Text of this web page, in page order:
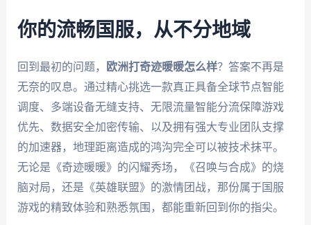
你的流畅国服，从不分地域
回到最初的问题， 欧洲打奇迹暖暖怎么样？答案不再是
无奈的叹息。通过精心挑选一款真正具备全球节点智能
调度、多端设备无缝支持、无限流量智能分流保障游戏
优先、数据安全加密传输、以及拥有强大专业团队支撑
的加速器，地理距离造成的鸿沟完全可以被技术抹平。
无论是《奇迹暖暖》的闪耀秀场，《召唤与合成》的烧
脑对局，还是《英雄联盟》的激情团战，那份属于国服
游戏的精致体验和熟悉氛围，都能重新回到你的指尖。